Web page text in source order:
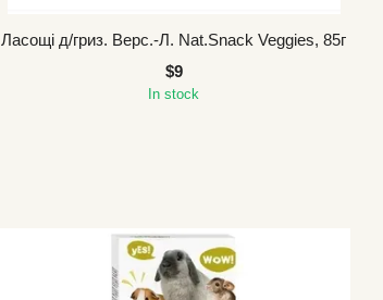
Ласощі д/гриз. Верс.-Л. Nat.Snack Veggies, 85г
$9
In stock